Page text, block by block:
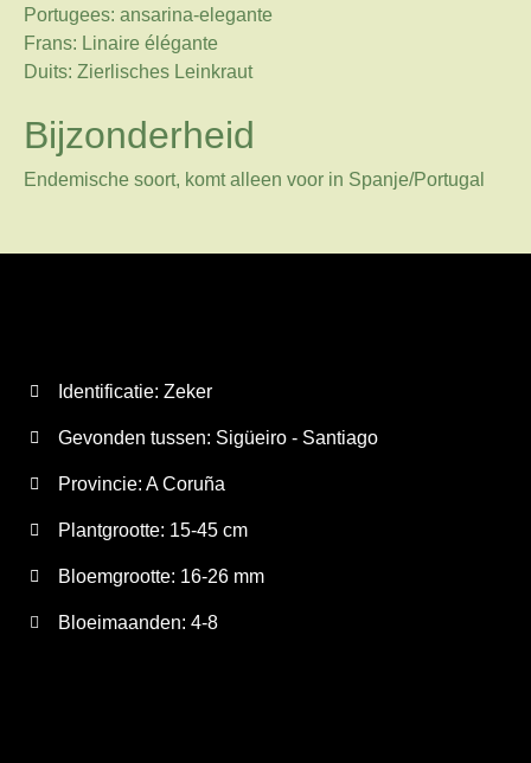
Portugees: ansarina-elegante
Frans: Linaire élégante
Duits: Zierlisches Leinkraut
Bijzonderheid
Endemische soort, komt alleen voor in Spanje/Portugal
Identificatie: Zeker
Gevonden tussen: Sigüeiro - Santiago
Provincie: A Coruña
Plantgrootte: 15-45 cm
Bloemgrootte: 16-26 mm
Bloeimaanden: 4-8